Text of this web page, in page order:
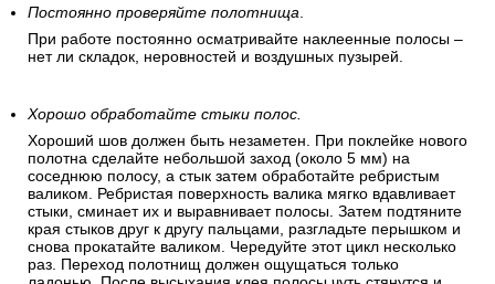
Постоянно проверяйте полотнища.
При работе постоянно осматривайте наклеенные полосы –
нет ли складок, неровностей и воздушных пузырей.
Хорошо обработайте стыки полос.
Хороший шов должен быть незаметен. При поклейке нового
полотна сделайте небольшой заход (около 5 мм) на
соседнюю полосу, а стык затем обработайте ребристым
валиком. Ребристая поверхность валика мягко вдавливает
стыки, сминает их и выравнивает полосы. Затем подтяните
края стыков друг к другу пальцами, разгладьте перышком и
снова прокатайте валиком. Чередуйте этот цикл несколько
раз. Переход полотнищ должен ощущаться только